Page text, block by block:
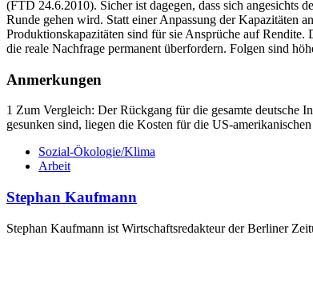
(FTD 24.6.2010). Sicher ist dagegen, dass sich angesichts
Runde gehen wird. Statt einer Anpassung der Kapazitäten
Produktionskapazitäten sind für sie Ansprüche auf Rendite.
die reale Nachfrage permanent überfordern. Folgen sind
Anmerkungen
1 Zum Vergleich: Der Rückgang für die gesamte deutsche
gesunken sind, liegen die Kosten für die US-
Sozial-Ökologie/Klima
Arbeit
Stephan Kaufmann
Stephan Kaufmann ist Wirtschaftsredakteur der Berliner